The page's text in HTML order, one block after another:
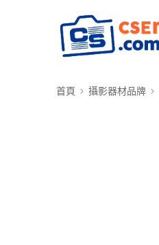
首頁 攝影器材品牌